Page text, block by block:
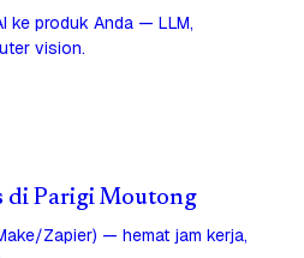
ke produk Anda — LLM,
vision.
di Parigi Moutong
Zapier) — hemat jam kerja,